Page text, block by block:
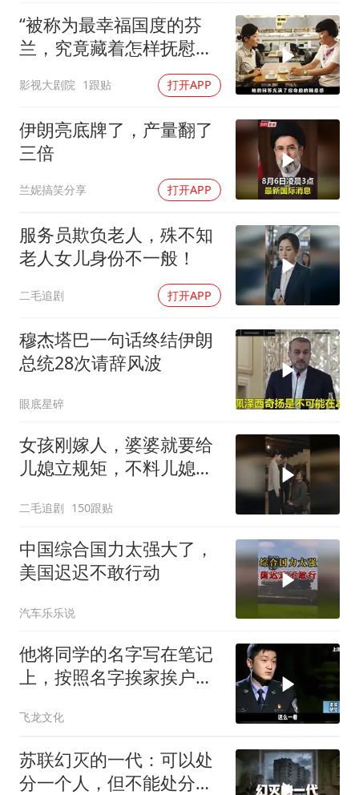
“被称为最幸福国度的芬
兰，究竟藏着怎样抚慰人
影视大剧院 1跟贴 打开APP
伊朗亮底牌了，产量翻了
三倍
兰妮搞笑分享 打开APP
服务员欺负老人，殊不知
老人女儿身份不一般！
二毛追剧 打开APP
穆杰塔巴一句话终结伊朗
总统28次请辞风波
眼底星碎
女孩刚嫁人，婆婆就要给
儿媳立规矩，不料儿媳不
二毛追剧 150跟贴
中国综合国力太强大了，
美国迟迟不敢行动
汽车乐乐说
他将同学的名字写在笔记
上，按照名字挨家挨户去
飞龙文化
苏联幻灭的一代：可以处
分一个人，但不能处分一